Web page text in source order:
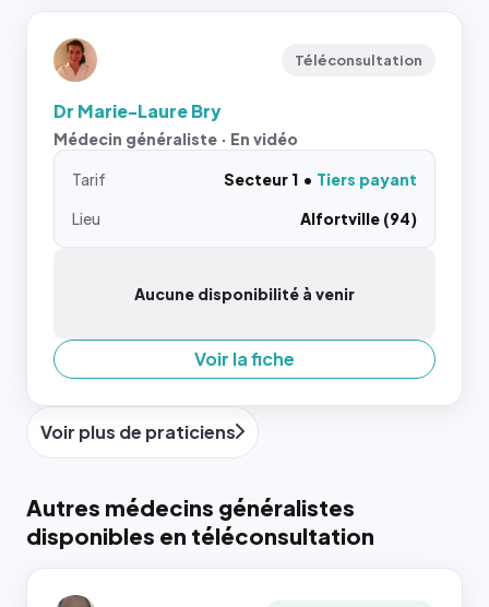
Téléconsultation
Dr Marie-Laure Bry
Médecin généraliste · En vidéo
Tarif Secteur 1
Tiers payant
Lieu
Alfortville (94)
Aucune disponibilité à venir
Voir la fiche
Voir plus de praticiens
Autres médecins généralistes
disponibles en téléconsultation